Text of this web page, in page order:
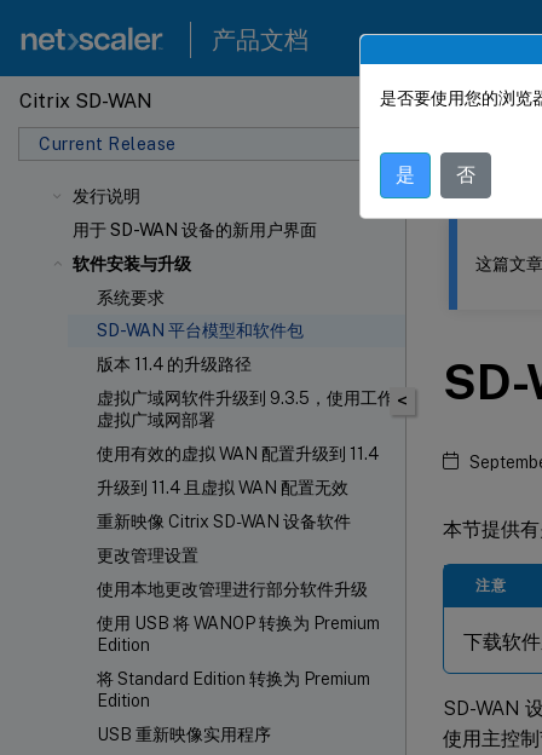
产品文档
Citrix SD-WAN
Current Release
发行说明
用于 SD-WAN 设备的新用户界面
软件安装与升级
系统要求
SD-WAN 平台模型和软件包
版本 11.4 的升级路径
虚拟广域网软件升级到 9.3.5，使用工作
虚拟广域网部署
使用有效的虚拟 WAN 配置升级到 11.4
升级到 11.4 且虚拟 WAN 配置无效
重新映像 Citrix SD-WAN 设备软件
更改管理设置
使用本地更改管理进行部分软件升级
使用 USB 将 WANOP 转换为 Premium
Edition
将 Standard Edition 转换为 Premium
Edition
USB 重新映像实用程序
此内容已经过
<
这篇文
SD-
本节提供
注意
下载软
SD-WAN
使用主控
是否要使用您的浏览
是 否